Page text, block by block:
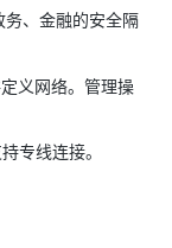
、金融的安全隔
义网络。管理操
专线连接。